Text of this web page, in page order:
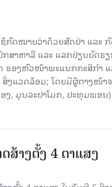
ກົດໝາຍວ່າດ້ວຍສັດປ່າ ແລະ
ກສາຫາລື ແລະ ແລກປ່ຽນບົດ
ຮອງຫົວໜ້າພະແນກກະສິກຳ
ແວດລ້ອມ; ໂດຍມີຜູ້ຕາງໜ້າ
, ມຸນລະປາໂມກ, ປະທຸມພອນ)
ສ້າງ​ຕັ້ງ 4 ຕາແສງ